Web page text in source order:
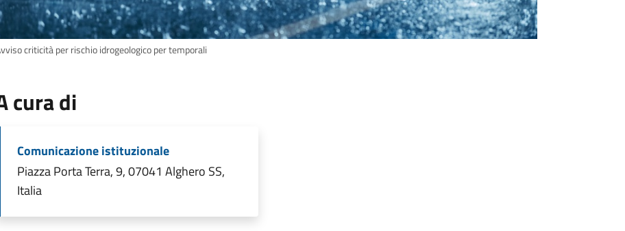
criticità per rischio idrogeologico per temporali
cura di
Comunicazione istituzionale
Piazza Porta Terra, 9, 07041 Alghero SS,
Italia